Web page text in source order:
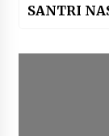
SANTRI